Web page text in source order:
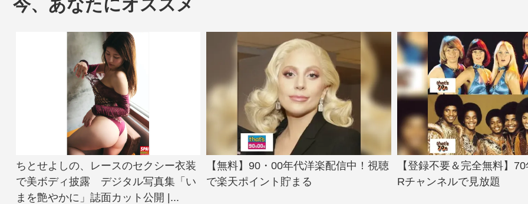
今、あなたにオススメ
ちとせよしの、レースのセクシー衣装
で美ボディ披露 デジタル写真集「い
まを艶やかに」誌面カット公開 |...
【無料】90・00年代洋楽配信中！視聴
で楽天ポイント貯まる
【登録不要＆完全無料】
Rチャンネルで見放題